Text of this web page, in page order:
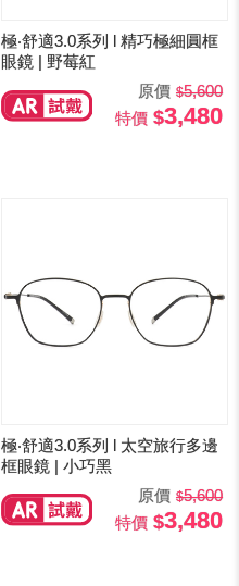
極‧舒適3.0系列 l 精巧極細圓框
眼鏡 | 野莓紅
原價
5,600
特價
3,480
極‧舒適3.0系列 l 太空旅行多邊
框眼鏡 | 小巧黑
原價
5,600
特價
3,480